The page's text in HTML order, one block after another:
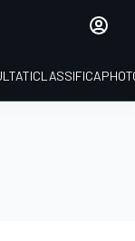
CLASSIFICA